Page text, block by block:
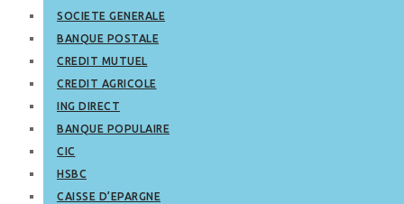
SOCIETE GENERALE
BANQUE POSTALE
CREDIT MUTUEL
CREDIT AGRICOLE
ING DIRECT
BANQUE POPULAIRE
CIC
HSBC
CAISSE D’EPARGNE